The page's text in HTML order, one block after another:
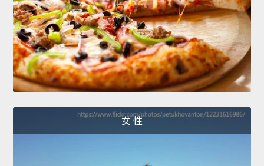
女 性